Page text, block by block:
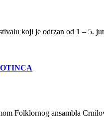
koji je odrzan od 1 – 5.
Folklornog ansambla